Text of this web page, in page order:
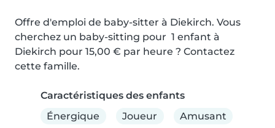
Offre d'emploi de baby-sitter à Diekirch. Vous
cherchez un baby-sitting pour  1 enfant à
Diekirch pour 15,00 € par heure ? Contactez
cette famille.
Caractéristiques des enfants
Énergique
Joueur Amusant